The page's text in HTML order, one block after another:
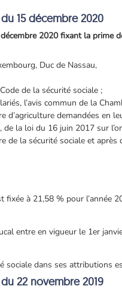
15 décembre 2020
2020 fixant la prime
Duc de Nassau,
de la sécurité sociale ;
l’avis commun de la
d’agriculture demandées en
de la loi du 16 juin 2017 sur
de la sécurité sociale et
fixée à 21,58 % pour l’année
entre en vigueur le 1er
sociale dans ses attributions
22 novembre 2019